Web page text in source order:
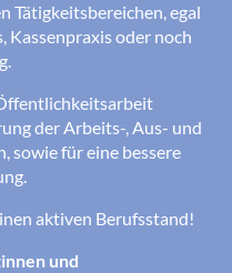
Tätigkeitsbereichen, egal
Kassenpraxis oder noch
der Arbeits-, Aus- und
sowie für eine bessere
aktiven Berufsstand!
und